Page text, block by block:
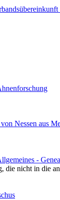
von Nessen aus
-
die nicht in die